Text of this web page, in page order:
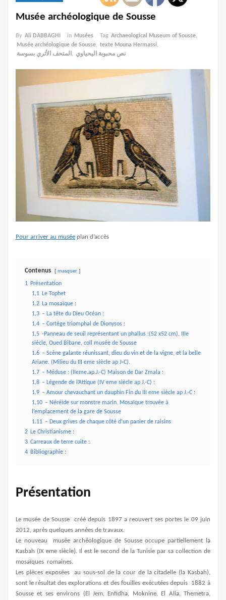
Musée archéologique de Sousse
By Ali DABBAGHI in Musées Tag Archaeological Museum of Sousse,
Musée archéologique de Sousse, texte Mouna Hermassi,
المتحف الأثري بسوسة , نص محبوبة اليحياوي
Pour arriver au musée plan d’accès
Contenus masquer
1 Présentation
1.1 Le Tophet
1.2 La mosaïque :
1.3 – La tête du Dieu Océan :
1.4 – Cortège triomphal de Dionysos :
1.5 -Panneau de seuil représentant un phallus :(52 x52 cm), IIIe
siècle, Oued Bibane, coll musée de Sousse
1.6 – Scène galante réunissant, dieu du vin et de la vigne, et la belle
Ariane. (Milieu du III eme siècle ap J-C).
1.7 – Méduse : (IIeme.ap.J.-C) Maison de Dar Zmala :
1.8 – Légende de l’Attique (IV eme siècle ap J.-C) :
1.9 – Amour chevauchant un dauphin Fin du III eme siècle ap J.-C :
1.10 – Néréide sur monstre marin. Mosaïque trouvée à
l’emplacement de la gare de Sousse
1.11 – Deux grives de chaque côté d’un panier de raisins
2 Le Christianisme :
3 Carreaux de terre cuite :
4 Bibliographie :
Présentation
Le musée de Sousse créé depuis 1897 a reouvert ses portes le 09 juin
2012, après quelques années de travaux.
Le nouveau musée archéologique de Sousse occupe partiellement la
Kasbah (IX eme siècle). Il est le second de la Tunisie par sa collection de
mosaïques romaines.
Les pièces exposées au sous-sol de la cour de la citadelle (la Kasbah),
sont le résultat des explorations et des fouilles exécutées depuis 1882 à
Sousse et ses environs (El Jem, Enfidha, Moknine, El Alia, Themetra,